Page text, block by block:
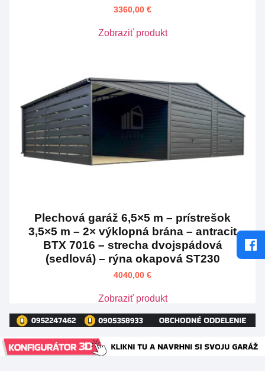
3360,00 €
Zobraziť produkt
Plechová garáž 6,5×5 m – prístrešok
3,5×5 m – 2× výklopná brána – antracit
BTX 7016 – strecha dvojspádová
(sedlová) – rýna okapová ST230
4040,00 €
Zobraziť produkt